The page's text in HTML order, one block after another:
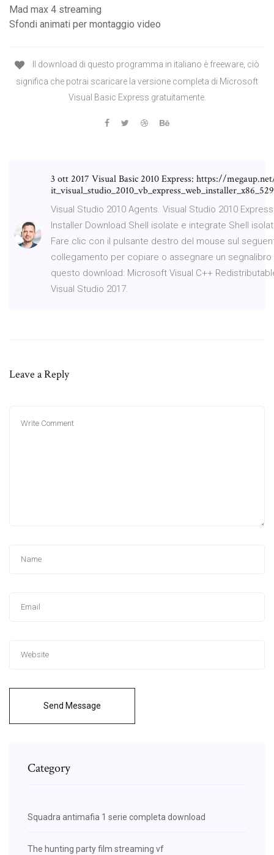
Mad max 4 streaming
Sfondi animati per montaggio video
Il download di questo programma in italiano è freeware, ciò
significa che potrai scaricare la versione completa di Microsoft
Visual Basic Express gratuitamente.
3 ott 2017 Visual Basic 2010 Express: https://
Visual Studio 2010 Agents. Visual Studio 2010
Installer Download Shell isolate e integrate Shell
Fare clic con il pulsante destro del mouse sul
collegamento per copiare o assegnare un segnalibro
questo download: Microsoft Visual C++
Visual Studio 2017.
Leave a Reply
Send Message
Category
Squadra antimafia 1 serie completa download
The hunting party film streaming vf